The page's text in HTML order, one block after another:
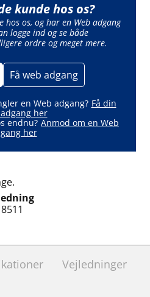
kunde hos os?
hos os, og har en Web adgang
logge ind og se både
ordre og meget mere.
Få web adgang
en Web adgang? Få din
her
endnu? Anmod om en Web
her
Vejledninger